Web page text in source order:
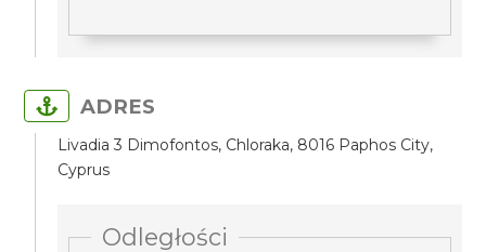
ADRES
Livadia 3 Dimofontos, Chloraka, 8016 Paphos City,
Cyprus
Odległości